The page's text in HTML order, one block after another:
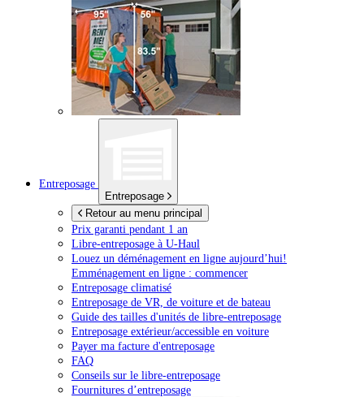
Entreposage
Entreposage
Retour au menu principal
Prix garanti pendant 1 an
Libre-entreposage à U-Haul
Louez un déménagement en ligne aujourd’hui!
Emménagement en ligne : commencer
Entreposage climatisé
Entreposage de VR, de voiture et de bateau
Guide des tailles d'unités de libre-entreposage
Entreposage extérieur/accessible en voiture
Payer ma facture d'entreposage
FAQ
Conseils sur le libre-entreposage
Fournitures d’entreposage